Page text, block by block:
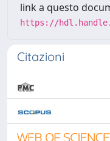
link a questo
https://
Citazioni